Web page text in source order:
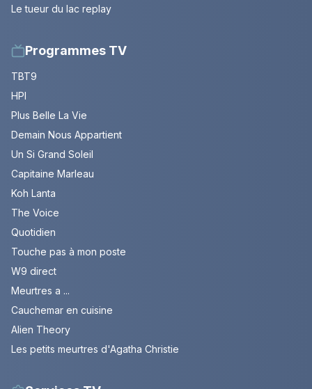
Le tueur du lac replay
Programmes TV
TBT9
HPI
Plus Belle La Vie
Demain Nous Appartient
Un Si Grand Soleil
Capitaine Marleau
Koh Lanta
The Voice
Quotidien
Touche pas à mon poste
W9 direct
Meurtres a ...
Cauchemar en cuisine
Alien Theory
Les petits meurtres d'Agatha Christie